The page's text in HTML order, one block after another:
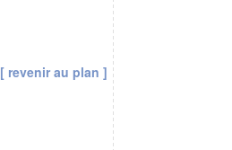
[ revenir au plan ]